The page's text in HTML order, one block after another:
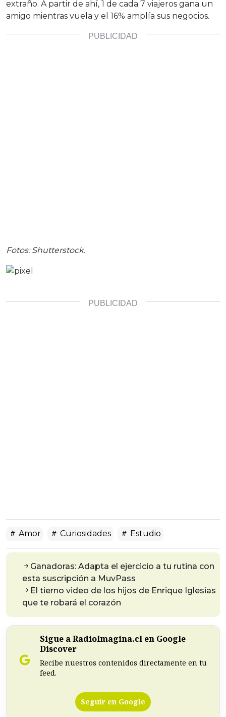
extraño. A partir de ahí, 1 de cada 7 viajeros gana un
amigo mientras vuela y el 16% amplía sus negocios.
Fotos: Shutterstock.
Amor Curiosidades Estudio
Ganadoras: Adapta el ejercicio a tu rutina con
esta suscripción a MuvPass
El tierno video de los hijos de Enrique Iglesias
que te robará el corazón
Sigue a RadioImagina.cl en Google
Discover
Recibe nuestros contenidos directamente en tu
feed.
Seguir en Google